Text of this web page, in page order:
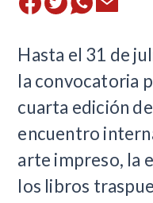
Hasta el 31 de
la convocatoria
cuarta edición de
encuentro
arte impreso, la
los libros